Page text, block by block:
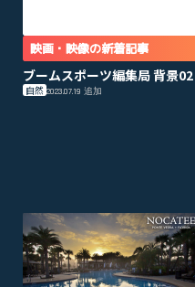
映画・映像の新着記事
ブームスポーツ編集局 背景02
自然 2023.07.19 追加